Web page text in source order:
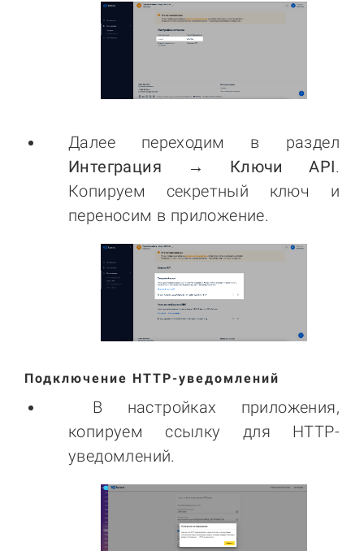
Далее переходим в раздел
Интеграция → Ключи API.
Копируем секретный ключ и
переносим в приложение.
Подключение HTTP-уведомлений
В настройках приложения,
копируем ссылку для HTTP-
уведомлений.